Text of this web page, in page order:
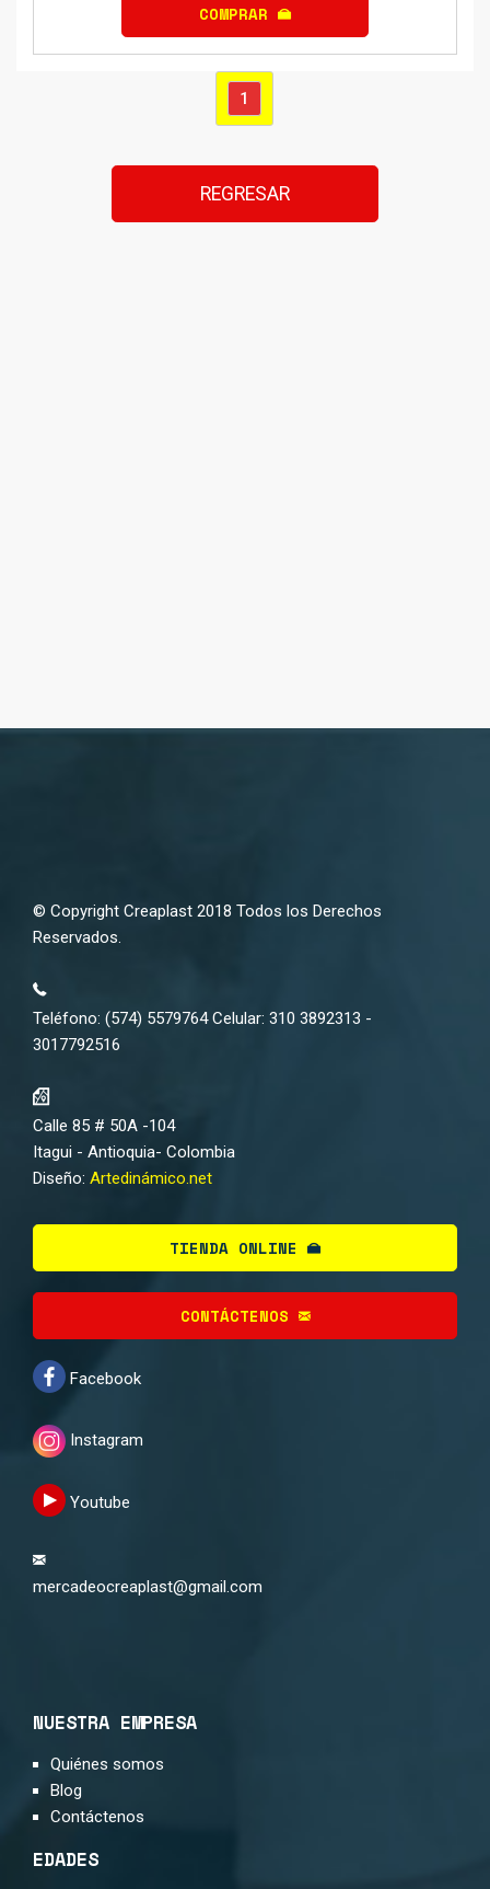
COMPRAR
1
REGRESAR
© Copyright Creaplast 2018 Todos los Derechos
Reservados.
Teléfono: (574) 5579764 Celular: 310 3892313 -
3017792516
Calle 85 # 50A -104
Itagui - Antioquia- Colombia
Diseño: Artedinámico.net
TIENDA ONLINE
CONTÁCTENOS
Facebook
Instagram
Youtube
mercadeocreaplast@gmail.com
NUESTRA EMPRESA
Quiénes somos
Blog
Contáctenos
EDADES